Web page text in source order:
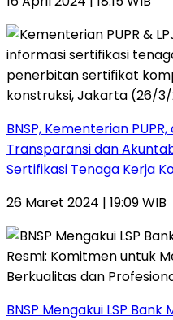
BNSP, Kementerian
Transparansi dan
Sertifikasi Tenaga Kerja
26 Maret 2024 | 19:09 WIB
BNSP Mengakui LSP